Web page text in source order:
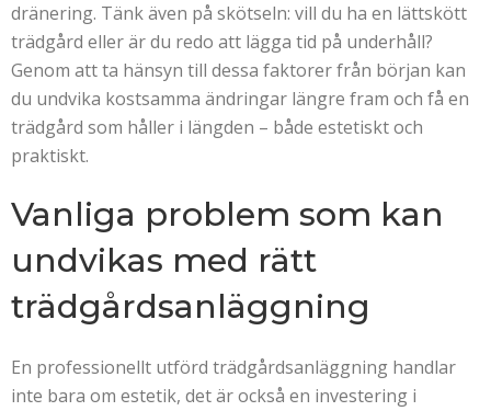
dränering. Tänk även på skötseln: vill du ha en lättskött
trädgård eller är du redo att lägga tid på underhåll?
Genom att ta hänsyn till dessa faktorer från början kan
du undvika kostsamma ändringar längre fram och få en
trädgård som håller i längden – både estetiskt och
praktiskt.
Vanliga problem som kan
undvikas med rätt
trädgårdsanläggning
En professionellt utförd trädgårdsanläggning handlar
inte bara om estetik, det är också en investering i